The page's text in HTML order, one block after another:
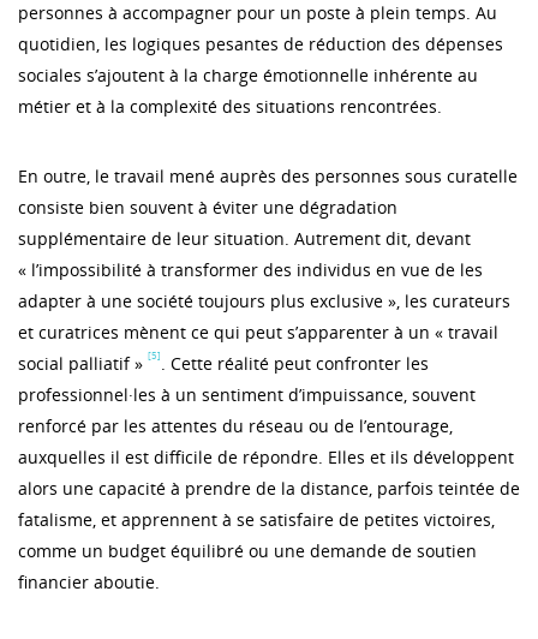
personnes à accompagner pour un poste à plein temps. Au
quotidien, les logiques pesantes de réduction des dépenses
sociales s’ajoutent à la charge émotionnelle inhérente au
métier et à la complexité des situations rencontrées.
En outre, le travail mené auprès des personnes sous curatelle
consiste bien souvent à éviter une dégradation
supplémentaire de leur situation. Autrement dit, devant
« l’impossibilité à transformer des individus en vue de les
adapter à une société toujours plus exclusive », les curateurs
et curatrices mènent ce qui peut s’apparenter à un « travail
social palliatif » [5] . Cette réalité peut confronter les
professionnel·les à un sentiment d’impuissance, souvent
renforcé par les attentes du réseau ou de l’entourage,
auxquelles il est difficile de répondre. Elles et ils développent
alors une capacité à prendre de la distance, parfois teintée de
fatalisme, et apprennent à se satisfaire de petites victoires,
comme un budget équilibré ou une demande de soutien
financier aboutie.